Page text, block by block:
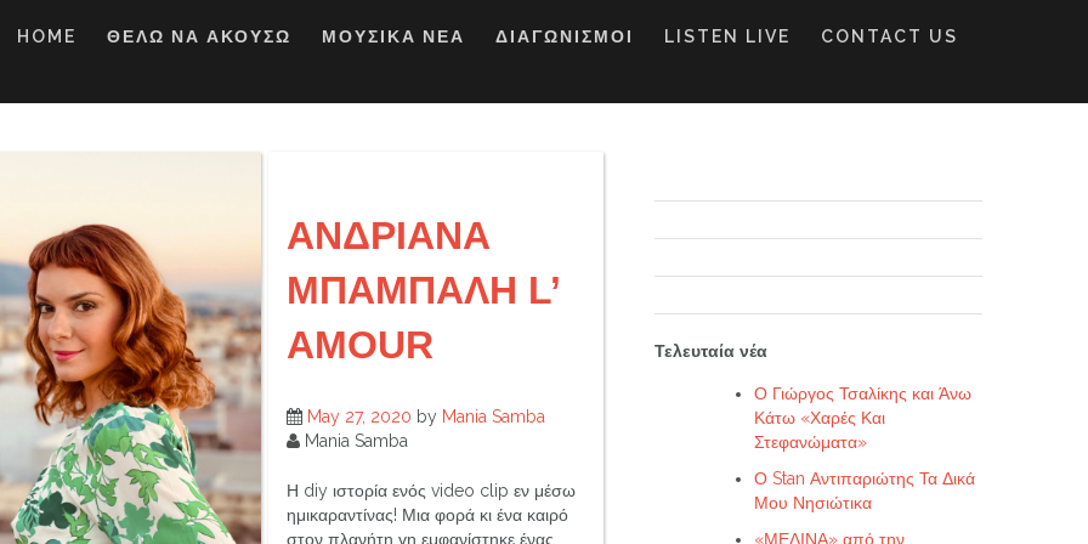
HOME ΘΕΛΩ ΝΑ ΑΚΟΥΣΩ ΜΟΥΣΙΚΑ ΝΕΑ ΔΙΑΓΩΝΙΣΜΟΙ LISTEN LIVE CONTACT US
ΑΝΔΡΙΑΝΑ
ΜΠΑΜΠΑΛΗ L’
AMOUR
May 27, 2020 by Mania Samba
Mania Samba
Η diy ιστορία ενός video clip εν μέσω
ημικαραντίνας! Μια φορά κι ένα καιρό
στον πλανήτη γη εμφανίστηκε ένας
Τελευταία νέα
Ο Γιώργος Τσαλίκης και Άνω
Κάτω «Χαρές Και
Στεφανώματα»
Ο Stan Αντιπαριώτης Τα Δικά
Μου Νησιώτικα
«ΜΕΛΙΝΑ» από την